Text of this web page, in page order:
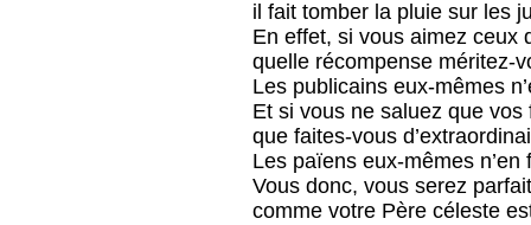
il fait tomber la pluie sur les
En effet, si vous aimez ceux
quelle récompense méritez-
Les publicains eux-mêmes
Et si vous ne saluez que vos
que faites-vous
Les païens eux-mêmes
Vous donc, vous serez
comme votre Père céleste